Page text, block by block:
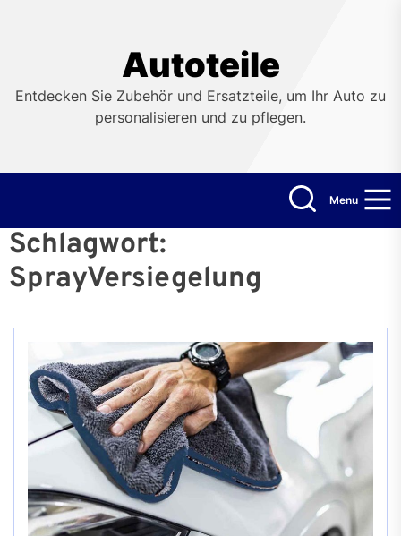
Autoteile
Entdecken Sie Zubehör und Ersatzteile, um Ihr Auto zu
personalisieren und zu pflegen.
Menu
Schlagwort:
SprayVersiegelung